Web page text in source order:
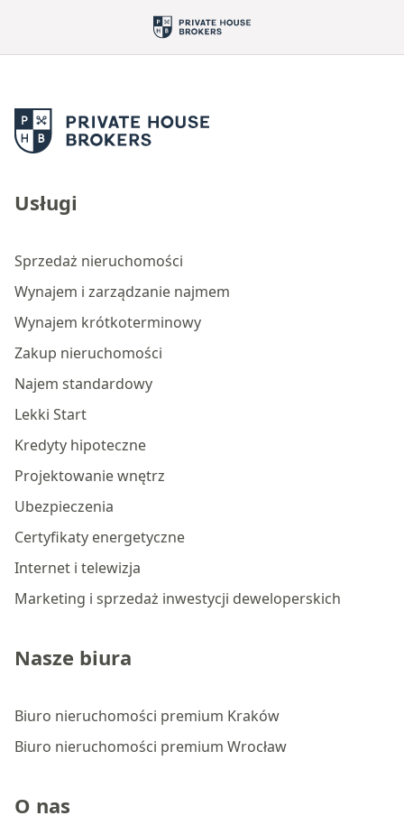
Usługi
Sprzedaż nieruchomości
Wynajem i zarządzanie najmem
Wynajem krótkoterminowy
Zakup nieruchomości
Najem standardowy
Lekki Start
Kredyty hipoteczne
Projektowanie wnętrz
Ubezpieczenia
Certyfikaty energetyczne
Internet i telewizja
Marketing i sprzedaż inwestycji deweloperskich
Nasze biura
Biuro nieruchomości premium Kraków
Biuro nieruchomości premium Wrocław
O nas